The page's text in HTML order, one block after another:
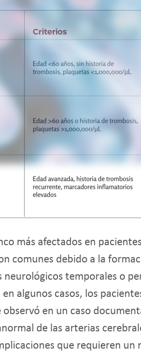
más afectados en
comunes debido a la
neurológicos temporales o
en algunos casos, los
en un caso
de las arterias
que requieren